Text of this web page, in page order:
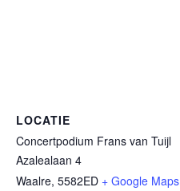
LOCATIE
Concertpodium Frans van Tuijl
Azalealaan 4
Waalre, 5582ED + Google Maps